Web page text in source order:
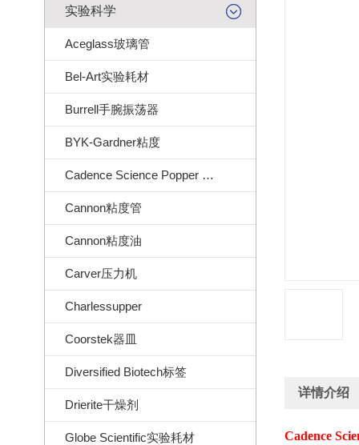
实验科学
Aceglass玻璃管
Bel-Art实验耗材
Burrell手腕振荡器
BYK-Gardner粘度
Cadence Science Popper Sons
Cannon粘度管
Cannon粘度油
Carver压力机
Charlessupper
Coorstek器皿
Diversified Biotech标签
Drierite干燥剂
Globe Scientific实验耗材
详情介绍
Cadence